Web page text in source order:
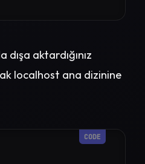
aktardığınız
localhost ana dizinine